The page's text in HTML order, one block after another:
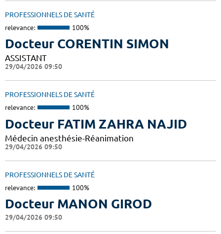
PROFESSIONNELS DE SANTÉ
relevance: 100%
Docteur CORENTIN SIMON
ASSISTANT
29/04/2026 09:50
PROFESSIONNELS DE SANTÉ
relevance: 100%
Docteur FATIM ZAHRA NAJID
Médecin anesthésie-Réanimation
29/04/2026 09:50
PROFESSIONNELS DE SANTÉ
relevance: 100%
Docteur MANON GIROD
29/04/2026 09:50